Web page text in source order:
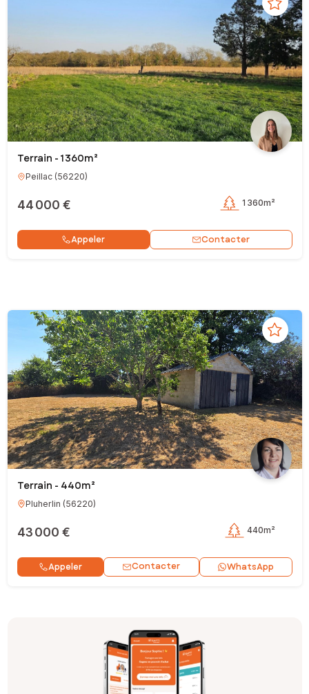
Terrain - 1 360m²
Peillac(56220)
44 000 € 1 360m²
Appeler Contacter
Terrain - 440m²
Pluherlin (56220)
43 000 € 440m²
Appeler Contacter WhatsApp